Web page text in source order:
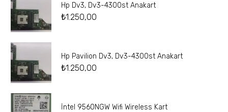
Hp Dv3, Dv3-4300st Anakart
₺1.250,00
Hp Pavilion Dv3, Dv3-4300st Anakart
₺1.250,00
İntel 9560NGW Wifi Wireless Kart